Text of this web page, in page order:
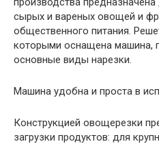
сырых и вареных овощей и
общественного питания.
которыми оснащена машина,
основные виды нарезки.
Машина удобна и проста в
Конструкцией овощерезки
загрузки продуктов: для